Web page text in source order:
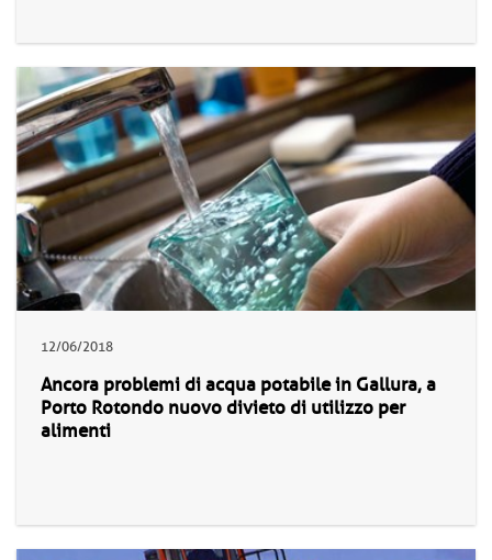
12/06/2018
Ancora problemi di acqua potabile in Gallura, a
Porto Rotondo nuovo divieto di utilizzo per
alimenti